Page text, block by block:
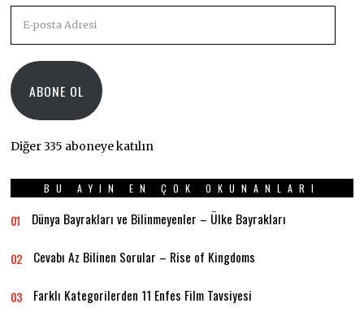
posta
ABONE OL
Diğer 335 aboneye katılın
BU AYIN EN ÇOK OKUNANLARI
01 Dünya Bayrakları ve Bilinmeyenler – Ülke Bayrakları
02 Cevabı Az Bilinen Sorular – Rise of Kingdoms
03 Farklı Kategorilerden 11 Enfes Film Tavsiyesi